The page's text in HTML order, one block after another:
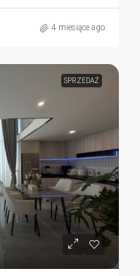
4 miesiące ago
SPRZEDAŻ